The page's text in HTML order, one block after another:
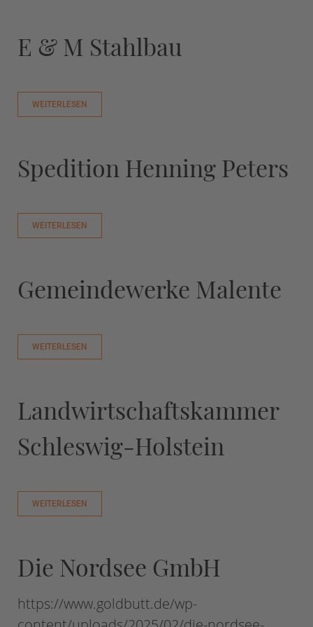
E & M Stahlbau
WEITERLESEN
Spedition Henning Peters
WEITERLESEN
Gemeindewerke Malente
WEITERLESEN
Landwirtschaftskammer
Schleswig-Holstein
WEITERLESEN
Die Nordsee GmbH
https://www.goldbutt.de/wp-